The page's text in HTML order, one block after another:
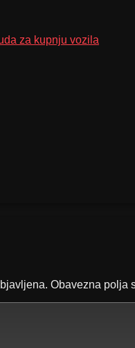
za kupnju vozila
Obavezna polja